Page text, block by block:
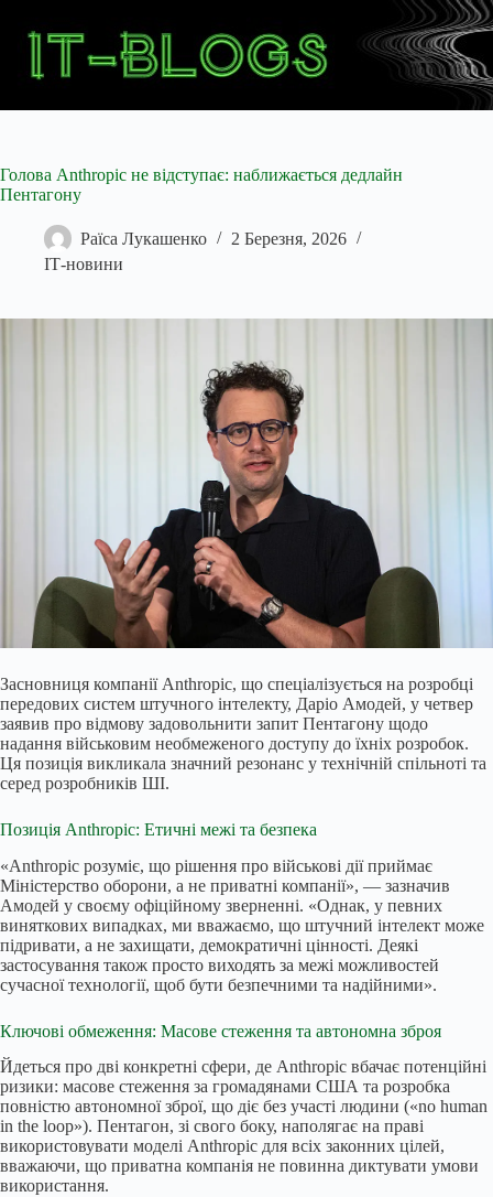
Голова Anthropic не відступає: наближається дедлайн
Пентагону
Раїса Лукашенко
2 Березня, 2026
ІТ-новини
Засновниця компанії Anthropic, що спеціалізується на розробці
передових систем штучного інтелекту, Даріо Амодей, у четвер
заявив про відмову задовольнити запит Пентагону щодо
надання військовим необмеженого доступу до їхніх розробок.
Ця позиція викликала значний резонанс у технічній спільноті та
серед розробників ШІ.
Позиція Anthropic: Етичні межі та безпека
«Anthropic розуміє, що рішення про військові дії приймає
Міністерство оборони, а не приватні компанії», — зазначив
Амодей у своєму офіційному зверненні. «Однак, у певних
виняткових випадках, ми вважаємо, що штучний інтелект може
підривати, а не захищати, демократичні цінності. Деякі
застосування також просто виходять за межі можливостей
сучасної технології, щоб бути безпечними та надійними».
Ключові обмеження: Масове стеження та автономна зброя
Йдеться про дві конкретні сфери, де Anthropic вбачає потенційні
ризики: масове стеження за громадянами США та розробка
повністю автономної зброї, що діє без участі людини («no human
in the loop»). Пентагон, зі свого боку, наполягає на праві
використовувати моделі Anthropic для всіх законних цілей,
вважаючи, що приватна компанія не повинна диктувати умови
використання.